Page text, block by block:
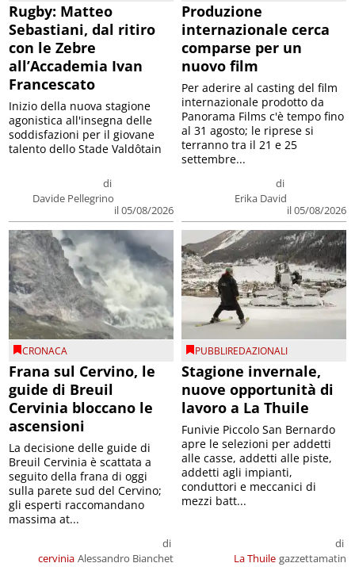
Rugby: Matteo
Sebastiani, dal ritiro
con le Zebre
all’Accademia Ivan
Francescato
di
Davide Pellegrino
il 05/08/2026
Inizio della nuova stagione
agonistica all'insegna delle
soddisfazioni per il giovane
talento dello Stade Valdôtain
Produzione
internazionale cerca
comparse per un
nuovo film
di
Erika David
il 05/08/2026
Per aderire al casting del film
internazionale prodotto da
Panorama Films c'è tempo fino
al 31 agosto; le riprese si
terranno tra il 21 e 25
settembre...
CRONACA
Frana sul Cervino, le
guide di Breuil
Cervinia bloccano le
ascensioni
cervinia
di
Alessandro Bianchet
La decisione delle guide di
Breuil Cervinia è scattata a
seguito della frana di oggi
sulla parete sud del Cervino;
gli esperti raccomandano
massima at...
PUBBLIREDAZIONALI
Stagione invernale,
nuove opportunità di
lavoro a La Thuile
La Thuile
di
gazzettamatin
Funivie Piccolo San Bernardo
apre le selezioni per addetti
alle casse, addetti alle piste,
addetti agli impianti,
conduttori e meccanici di
mezzi batt...